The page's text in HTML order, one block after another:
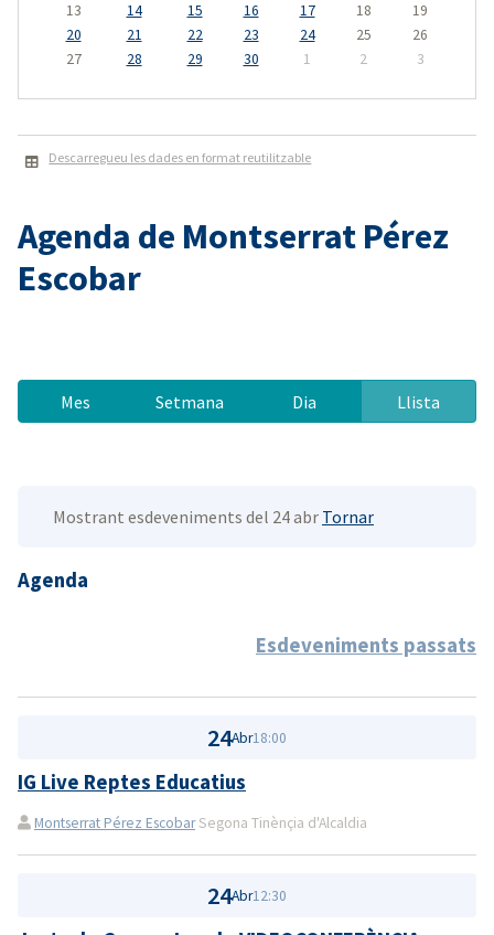
13
14 15 16 17 18
19
20
21 22 23 24 25
26
27
28 29 30 1 2 3
Descarregueu les dades en format reutilitzable
Agenda de Montserrat Pérez
Escobar
Mes Setmana Dia Llista
Mostrant esdeveniments del 24 abr Tornar
Agenda
Esdeveniments passats
24Abr18:00
IG Live Reptes Educatius
Montserrat Pérez EscobarSegona Tinènçia d'Alcaldia
24Abr12:30